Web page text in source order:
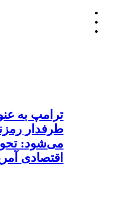
ترامپ به
طرفدار
می‌شود:
اقتصادی